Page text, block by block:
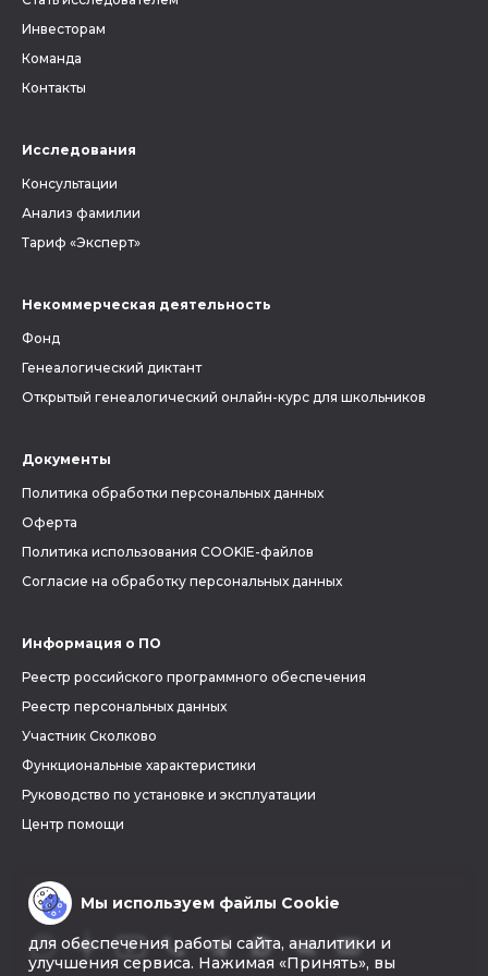
Инвесторам
Команда
Контакты
Исследования
Консультации
Анализ фамилии
Тариф «Эксперт»
Некоммерческая деятельность
Фонд
Генеалогический диктант
Открытый генеалогический онлайн-курс для школьников
Документы
Политика обработки персональных данных
Оферта
Политика использования COOKIE-файлов
Согласие на обработку персональных данных
Информация о ПО
Реестр российского программного обеспечения
Реестр персональных данных
Участник Сколково
Функциональные характеристики
Руководство по установке и эксплуатации
Центр помощи
Мы используем файлы Cookie
для обеспечения работы сайта, аналитики и
улучшения сервиса. Нажимая «Принять», вы